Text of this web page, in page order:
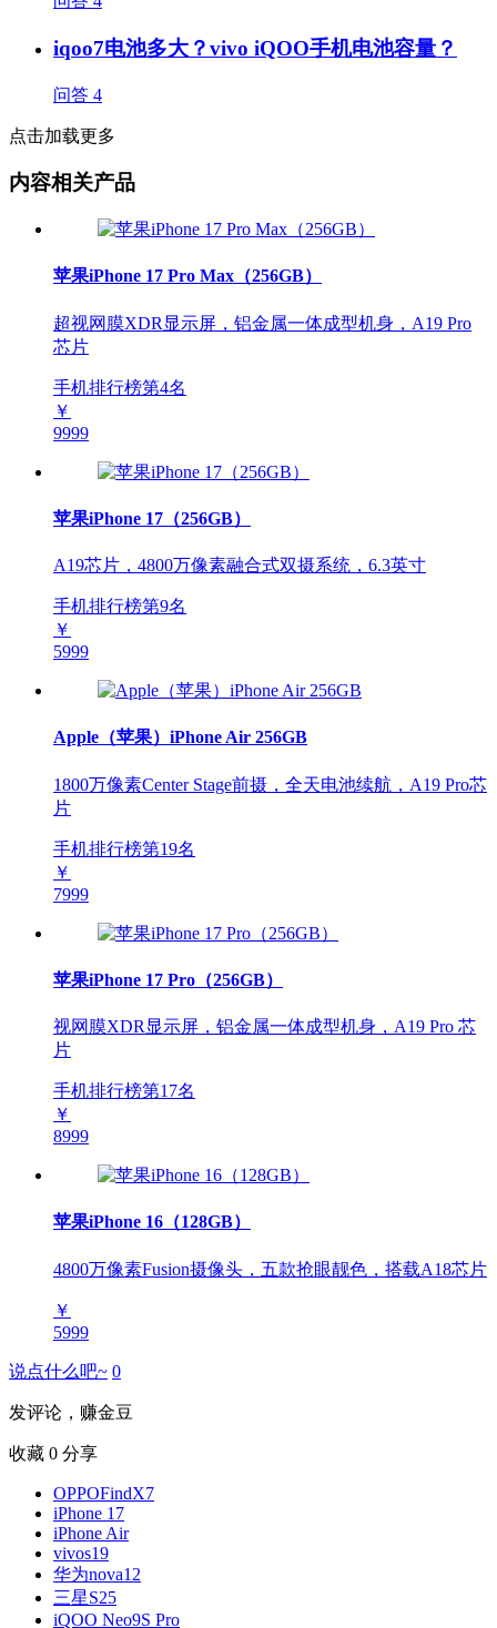
iqoo7电池多大？vivo iQOO手机电池容量？
问答 4
点击加载更多
内容相关产品
苹果iPhone 17 Pro Max（256GB）
超视网膜XDR显示屏，铝金属一体成型机身，A19 Pro
芯片
手机排行榜第4名
￥
9999
苹果iPhone 17（256GB）
A19芯片，4800万像素融合式双摄系统，6.3英寸
手机排行榜第9名
￥
5999
Apple（苹果）iPhone Air 256GB
1800万像素Center Stage前摄，全天电池续航，A19 Pro芯
片
手机排行榜第19名
￥
7999
苹果iPhone 17 Pro（256GB）
视网膜XDR显示屏，铝金属一体成型机身，A19 Pro 芯
片
手机排行榜第17名
￥
8999
苹果iPhone 16（128GB）
4800万像素Fusion摄像头，五款抢眼靓色，搭载A18芯片
￥
5999
说点什么吧~ 0
发评论，赚金豆
收藏 0 分享
OPPOFindX7
iPhone 17
iPhone Air
vivos19
华为nova12
三星S25
iQOO Neo9S Pro